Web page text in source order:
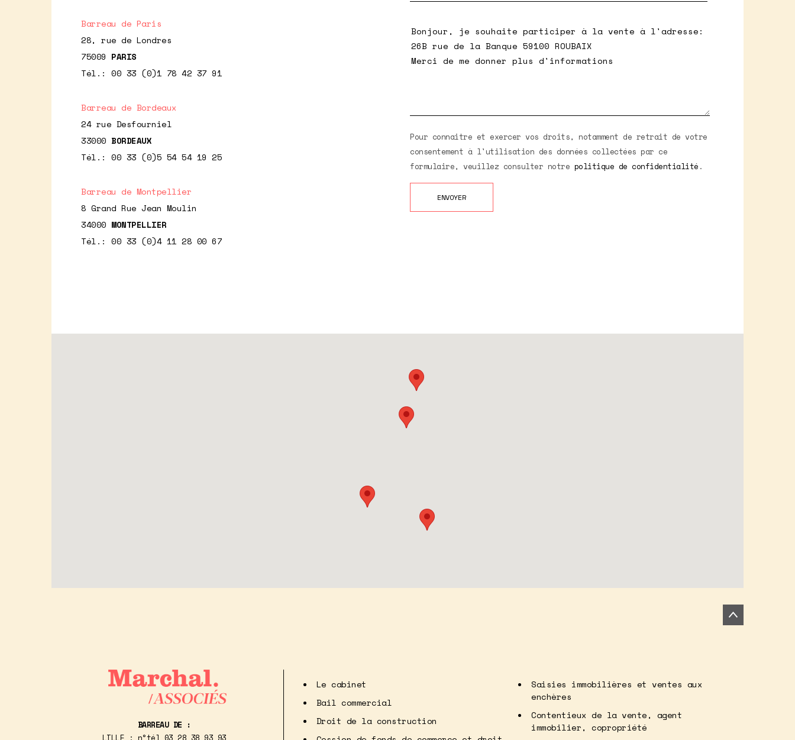
Barreau de Paris
28, rue de Londres
75009 PARIS
Tél.: 00 33 (0)1 78 42 37 91
Barreau de Bordeaux
24 rue Desfourniel
33000 BORDEAUX
Tél.: 00 33 (0)5 54 54 19 25
Barreau de Montpellier
8 Grand Rue Jean Moulin
34000 MONTPELLIER
Tél.: 00 33 (0)4 11 28 00 67
Pour connaitre et exercer vos droits, notamment de retrait de votre
consentement à l'utilisation des données collectées par ce
formulaire, veuillez consulter notre politique de confidentialité .
BARREAU DE :
LILLE : n°tél 03 28 38 93 93
Le cabinet
Bail commercial
Droit de la construction
Saisies immobilières et ventes aux
enchères
Contentieux de la vente, agent
immobilier, copropriété